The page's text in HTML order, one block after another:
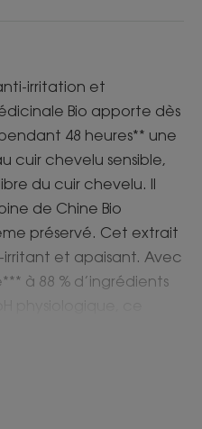
irritation et
Bio apporte dès
48 heures** une
cuir chevelu sensible,
du cuir chevelu. Il
de Chine Bio
préservé. Cet extrait
et apaisant. Avec
à 88 % d’ingrédients
Il laisse les cheveux